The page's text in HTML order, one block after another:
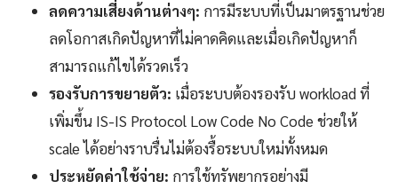
ลดความเสี่ยงด้านต่างๆ: การมีระบบที่เป็นมาตรฐานช่วย
ลดโอกาสเกิดปัญหาที่ไม่คาดคิดและเมื่อเกิดปัญหาก็
สามารถแก้ไขได้รวดเร็ว
รองรับการขยายตัว: เมื่อระบบต้องรองรับ workload ที่
เพิ่มขึ้น IS-IS Protocol Low Code No Code ช่วยให้
scale ได้อย่างราบรื่นไม่ต้องรื้อระบบใหม่ทั้งหมด
ประหยัดค่าใช้จ่าย: การใช้ทรัพยากรอย่างมี